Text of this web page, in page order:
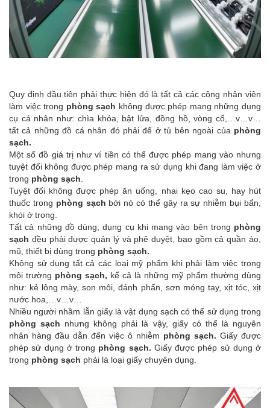
Quy định đầu tiên phải thực hiện đó là tất cả các công nhân viên
làm việc trong phòng sạch không được phép mang những dụng
cụ cá nhân như: chìa khóa, bật lửa, đồng hồ, vòng cổ,…v…v…
tất cả những đồ cá nhân đó phải để ở tủ bên ngoài của phòng
sạch.
Một số đồ giá trị như ví tiền có thể được phép mang vào nhưng
tuyệt đối không được phép mang ra sử dụng khi đang làm việc ở
trong phòng sạch.
Tuyệt đối không được phép ăn uống, nhai kẹo cao su, hay hút
thuốc trong phòng sạch bởi nó có thể gây ra sự nhiễm bụi bẩn,
khói ở trong.
Tất cả những đồ dùng, dụng cụ khi mang vào bên trong phòng
sạch đều phải được quản lý và phê duyệt, bao gồm cả quần áo,
mũ, thiết bị dùng trong phòng sạch.
Không sử dụng tất cả các loại mỹ phẩm khi phải làm việc trong
môi trường phòng sạch, kể cả là những mỹ phẩm thường dùng
như: kẻ lông mày, son môi, đánh phấn, sơn móng tay, xịt tóc, xịt
nước hoa,…v…v…
Nhiều người nhầm lẫn giấy là vật dụng sạch có thể sử dụng trong
phòng sạch nhưng không phải là vậy, giấy có thể là nguyên
nhân hàng đầu dẫn đến việc ô nhiễm phòng sạch. Giấy được
phép sử dụng ở trong phòng sạch. Giấy được phép sử dụng ở
trong phòng sạch phải là loại giấy chuyên dụng.